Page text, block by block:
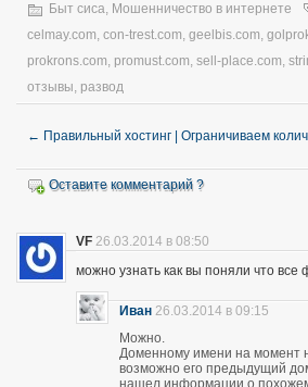
Быт сиса, Мошенничество в интернете
celmay.com, con-trest.com, geelbis.com,
prokrons.com, promust.com, sell-place.com,
отзывы, развод
← Правильный хостинг | Ограничиваем
Оставите комментарий ?
VF 26.03.2014 в 08:50
можно узнать как вы поняли что
Иван 26.03.2014 в 09:15
Можно.
Доменному имени на момент
возможно его предыдущий
нашел информации о